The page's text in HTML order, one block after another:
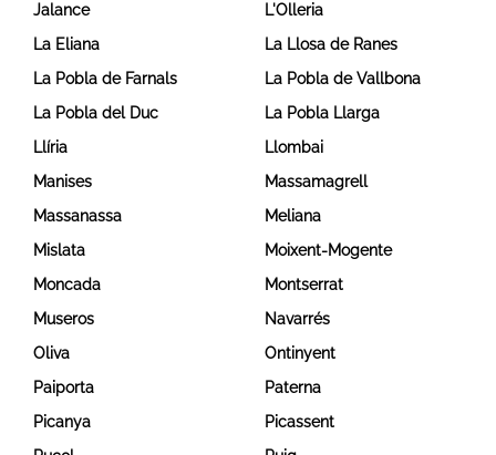
Jalance
L'Olleria
La Eliana
La Llosa de Ranes
La Pobla de Farnals
La Pobla de Vallbona
La Pobla del Duc
La Pobla Llarga
Llíria
Llombai
Manises
Massamagrell
Massanassa
Meliana
Mislata
Moixent-Mogente
Moncada
Montserrat
Museros
Navarrés
Oliva
Ontinyent
Paiporta
Paterna
Picanya
Picassent